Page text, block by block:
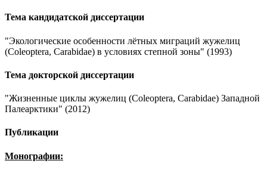
Тема кандидатской диссертации
"Экологические особенности лётных миграций жужелиц
(Coleoptera, Carabidae) в условиях степной зоны" (1993)
Тема докторской диссертации
"Жизненные циклы жужелиц (Coleoptera, Carabidae) Западной
Палеарктики" (2012)
Публикации
Монографии: